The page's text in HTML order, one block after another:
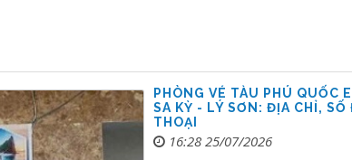
PHÒNG VÉ TÀU PHÚ QUỐC
SA KỲ - LÝ SƠN: ĐỊA CHỈ, SỐ
THOẠI
16:28 25/07/2026